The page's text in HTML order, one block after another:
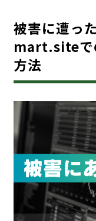
被害に遭っ
mart.siteで
方法